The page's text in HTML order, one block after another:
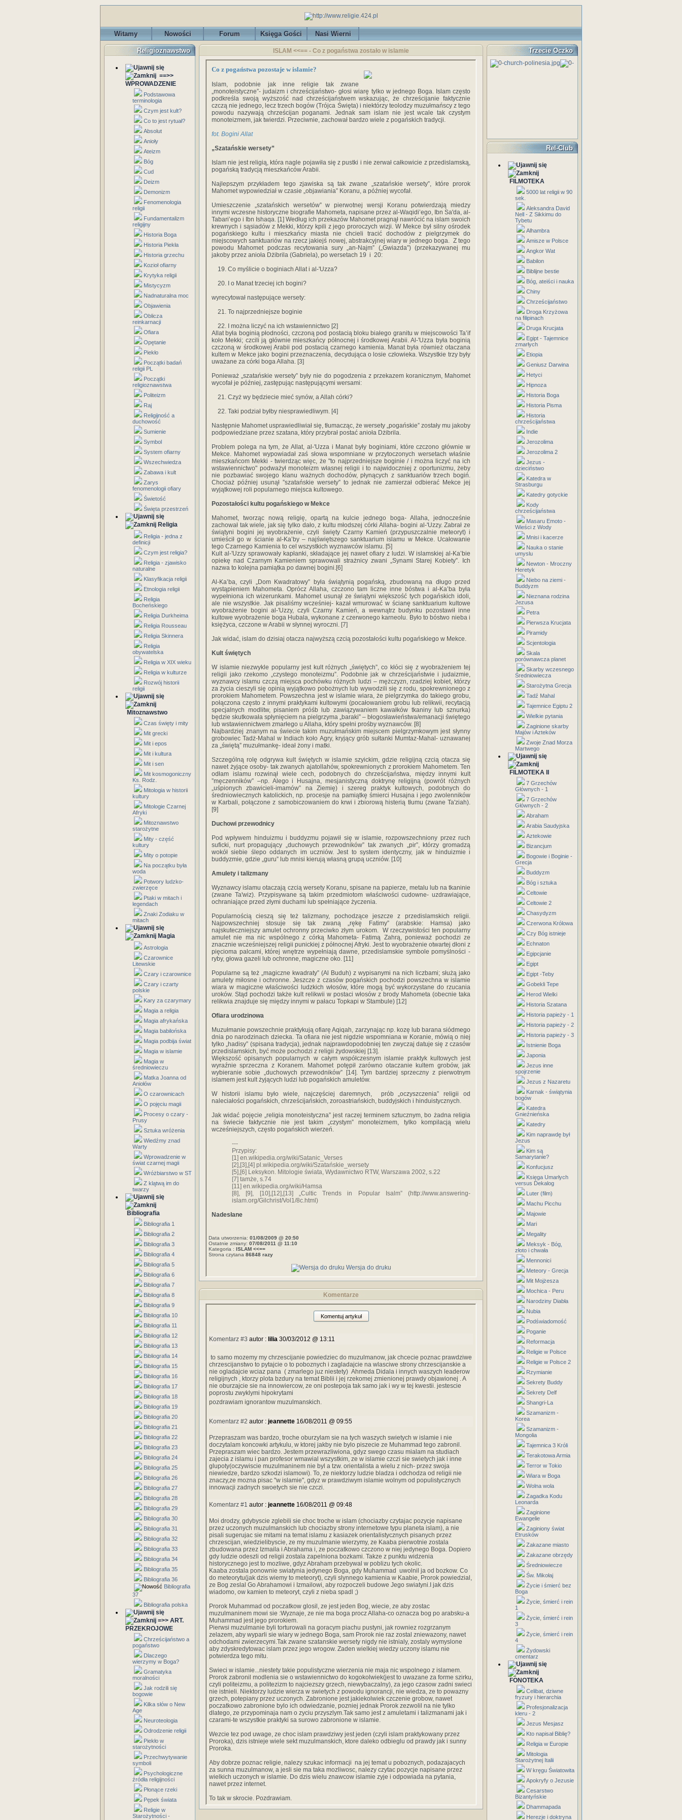
Witamy Nowości Forum Księga Gości Nasi Wierni
Religioznawstwo
==>>
WPROWADZENIE
Podstawowa
terminologia
Czym jest kult?
Co to jest rytuał?
Absolut
Anioły
Ateizm
Bóg
Cud
Deizm
Demonizm
Fenomenologia
religii
Fundamentalizm
religijny
Historia Boga
Historia Piekła
Historia grzechu
Kozioł ofiarny
Krytyka religii
Mistycyzm
Nadnaturalna moc
Objawienia
Oblicza
reinkarnacji
Ofiara
Opętanie
Piekło
Początki badań
religii PL
Początki
religioznawstwa
Politeizm
Raj
Religijność a
duchowość
Sumienie
Symbol
System ofiarny
Wszechwiedza
Zabawa i kult
Zarys
fenomenologii ofiary
Świetość
Święta przestrzeń
Religia
Religia - jedna z
definicji
Czym jest religia?
Religia - zjawisko
naturalne
Klasyfikacja religii
Etnologia religii
Religia
Bocheńskiego
Religia Durkheima
Religia Rousseau
Religia Skinnera
Religia
obywatelska
Religia w XIX wieku
Religia w kulturze
Rozwój historii
religii
Mitoznawstwo
Czas święty i mity
Mit grecki
Mit i epos
Mit i kultura
Mit i sen
Mit kosmogoniczny
Ks. Rodz.
Mitologia w historii
kultury
Mitologie Czarnej
Afryki
Mitoznawstwo
starożytne
Mity - część
kultury
Mity o potopie
Na początku była
woda
Potwory ludzko-
zwierzęce
Ptaki w mitach i
legendach
Znaki Zodiaku w
mitach
Magia
Astrologia
Czarownice
Litewskie
Czary i czarownice
Czary i czarty
polskie
Kary za czarymary
Magia a religia
Magia afrykańska
Magia babilońska
Magia podbija świat
Magia w islamie
Magia w
średniowieczu
Matka Joanna od
Aniołów
O czarownicach
O pojęciu magii
Procesy o czary -
Prusy
Sztuka wróżenia
Wiedźmy znad
Warty
Wprowadzenie w
świat czarnej magii
Wróżbiarstwo w ST
Z klątwą im do
twarzy
Bibliografia
Bibliografia 1
Bibliografia 2
Bibliografia 3
Bibliografia 4
Bibliografia 5
Bibliografia 6
Bibliografia 7
Bibliografia 8
Bibliografia 9
Bibliografia 10
Bibliografia 11
Bibliografia 12
Bibliografia 13
Bibliografia 14
Bibliografia 15
Bibliografia 16
Bibliografia 17
Bibliografia 18
Bibliografia 19
Bibliografia 20
Bibliografia 21
Bibliografia 22
Bibliografia 23
Bibliografia 24
Bibliografia 25
Bibliografia 26
Bibliografia 27
Bibliografia 28
Bibliografia 29
Bibliografia 30
Bibliografia 31
Bibliografia 32
Bibliografia 33
Bibliografia 34
Bibliografia 35
Bibliografia 36
Bibliografia
37
Bibliografia polska
=>> ART.
PRZEKROJOWE
Chrześcijaństwo a
pogaństwo
Dlaczego
wierzymy w Boga?
Gramatyka
moralności
Jak rodzili się
bogowie
Kilka słów o New
Age
Neuroteologia
Odrodzenie religii
Piekło w
starożytności
Przechwytywanie
symboli
Psychologiczne
źródła religijności
Płonące rzeki
Pępek świata
Religie w
Starożytności -
ISLAM <<== - Co z pogaństwa zostało w islamie
Co z pogaństwa pozostaje w islamie?
Islam, podobnie jak inne religie tak zwane
„monoteistyczne”- judaizm i chrześcijaństwo- głosi wiarę tylko w jednego Boga. Islam często
podkreśla swoją wyższość nad chrześcijaństwem wskazując, że chrześcijanie faktycznie
czczą nie jednego, lecz trzech bogów (Trójca Święta) i niektórzy teolodzy muzułmańscy z tego
powodu nazywają chrześcijan poganami. Jednak sam islam nie jest wcale tak czystym
monoteizmem, jak twierdzi. Przeciwnie, zachował bardzo wiele z pogańskich tradycji.
fot. Bogini Allat
„Szatańskie wersety”
Islam nie jest religią, która nagle pojawiła się z pustki i nie zerwał całkowicie z przedislamską,
pogańską tradycją mieszkańców Arabii.
Najlepszym przykładem tego zjawiska są tak zwane „szatańskie wersety”, które prorok
Mahomet wypowiedział w czasie „objawiania” Koranu, a później wycofał.
Umieszczenie „szatańskich wersetów” w pierwotnej wersji Koranu potwierdzają miedzy
innymi wczesne historyczne biografie Mahometa, napisane przez al-Waqidi’ego, Ibn Sa'da, al-
Tabari’ego i Ibn Ishaqa. [1] Według ich przekazów Mahomet pragnął nawrócić na islam swoich
krewnych i sąsiadów z Mekki, którzy kpili z jego proroczych wizji. W Mekce był silny ośrodek
pogańskiego kultu i mieszkańcy miasta nie chcieli tracić dochodów z pielgrzymek do
miejscowych sanktuariów na rzecz jakiejś nowej, abstrakcyjnej wiary w jednego boga. Z tego
powodu Mahomet podczas recytowania sury „an-Najm” („Gwiazda”) (przekazywanej mu
jakoby przez anioła Dżibrila (Gabriela), po wersetach 19 i 20:
19. Co myślicie o boginiach Allat i al-'Uzza?
20. I o Manat trzeciej ich bogini?
wyrecytował następujące wersety:
21. To najprzedniejsze boginie
22. I można liczyć na ich wstawiennictwo [2]
Allat była boginią płodności, czczoną pod postacią bloku białego granitu w miejscowości Ta’if
koło Mekki; czcili ją głównie mieszkańcy północnej i środkowej Arabii. Al-'Uzza była boginią
czczoną w środkowej Arabii pod postacią czarnego kamienia. Manat była również otaczana
kultem w Mekce jako bogini przeznaczenia, decydująca o losie człowieka. Wszystkie trzy były
uważane za córki boga Allaha. [3]
Ponieważ „szatańskie wersety” były nie do pogodzenia z przekazem koranicznym, Mahomet
wycofał je później, zastępując następującymi wersami:
21. Czyż wy będziecie mieć synów, a Allah córki?
22. Taki podział byłby niesprawiedliwym. [4]
Następnie Mahomet usprawiedliwiał się, tłumacząc, że wersety „pogańskie” zostały mu jakoby
podpowiedziane przez szatana, który przybrał postać anioła Dżibrila.
Problem polega na tym, że Allat, al-'Uzza i Manat były boginiami, które czczono głównie w
Mekce. Mahomet wypowiadał zaś słowa wspomniane w przytoczonych wersetach właśnie
mieszkańcom Mekki - twierdząc więc, że "to najprzedniejsze boginie / i można liczyć na ich
wstawiennictwo" podważył monoteizm własnej religii i to najwidoczniej z oportunizmu, żeby
nie pozbawiać swojego klanu ważnych dochodów, płynących z sanktuariów trzech bogiń.
Chociaż później usunął ”szatańskie wersety” to jednak nie zamierzał odbierać Mekce jej
wyjątkowej roli popularnego miejsca kultowego.
Pozostałości kultu pogańskiego w Mekce
Mahomet, tworząc nową religię, opartą na kulcie jednego boga- Allaha, jednocześnie
zachował tak wiele, jak się tylko dało, z kultu młodszej córki Allaha- bogini al-'Uzzy. Zabrał ze
świątyni bogini jej wyobrażenie, czyli święty Czarny Kamień (przypuszczalnie meteoryt) i
umieścił go w ścianie al-Ka’by – najświętszego sanktuarium islamu w Mekce. Ucałowanie
tego Czarnego Kamienia to cel wszystkich wyznawców islamu. [5]
Kult al-'Uzzy sprawowały kapłanki, składające jej nawet ofiary z ludzi. W islamskiej al-Ka’bie
opiekę nad Czarnym Kamieniem sprawowali strażnicy zwani „Synami Starej Kobiety”. Ich
nazwa to kolejna pamiątka po dawnej bogini.[6]
Al-Ka’ba, czyli „Dom Kwadratowy” była świątynią pogańską, zbudowaną na długo przed
wystąpieniem Mahometa. Oprócz Allaha, czczono tam liczne inne bóstwa i al-Ka’ba była
wypełniona ich wizerunkami. Mahomet usunął ze świątyni większość tych pogańskich idoli,
ale nie wszystkie. Jak pisaliśmy wcześniej- kazał wmurować w ścianę sanktuarium kultowe
wyobrażenie bogini al-'Uzzy, czyli Czarny Kamień, a wewnątrz budynku pozostawił inne
kultowe wyobrażenie boga Hubala, wykonane z czerwonego karneolu. Było to bóstwo nieba i
księżyca, czczone w Arabii w słynnej wyroczni. [7]
Jak widać, islam do dzisiaj otacza najwyższą czcią pozostałości kultu pogańskiego w Mekce.
Kult świętych
W islamie niezwykle popularny jest kult różnych „świętych”, co kłóci się z wyobrażeniem tej
religii jako rzekomo „czystego monoteizmu”. Podobnie jak w chrześcijaństwie i judaizmie,
wyznawcy islamu czczą miejsca pochówku różnych ludzi – mężczyzn, rzadziej kobiet, którzy
za życia cieszyli się opinią wyjątkowo pobożnych lub wywodzili się z rodu, spokrewnionego z
prorokiem Mahometem. Powszechna jest w islamie wiara, że pielgrzymka do takiego grobu,
połączona często z innymi praktykami kultowymi (pocałowaniem grobu lub relikwii, recytacją
specjalnych modlitw, pisaniem próśb lub zawiązywaniem kawałków tkaniny lub sznurka)
będzie skutkowała spłynięciem na pielgrzyma „baraki” – błogosławieństwa/emanacji świętego
lub wstawiennictwem zmarłego u Allaha, który spełni prośby wyznawców. [8]
Najbardziej znanym na świecie takim muzułmańskim miejscem pielgrzymkowym jest słynny
grobowiec Tadż-Mahal w Indiach koło Agry, kryjący grób sułtanki Mumtaz-Mahal- uznawanej
za „świętą” muzułmankę- ideał żony i matki.
Szczególną rolę odgrywa kult świętych w islamie szyickim, gdzie religijną czcią otacza się
nawet żyjące osoby- tak zwanych ajatollahów, spokrewnionych z prorokiem Mahometem. Ten
odłam islamu rozwinął wiele cech, podobnych do chrześcijaństwa, między innymi kult
”męczenników” –np. Alego i Husajna, mesjanistyczną doktrynę religijną (powrót różnych
„uśpionych zbawicieli-imamów” na Ziemię) i szereg praktyk kultowych, podobnych do
średniowiecznych katolickich, np. procesje na pamiątkę śmierci Husajna i jego zwolenników
w Karbali, połączone z samobiczowaniem do krwi i zbiorową histerią tłumu (zwane Ta'ziah).
[9]
Duchowi przewodnicy
Pod wpływem hinduizmu i buddyzmu pojawił się w islamie, rozpowszechniony przez ruch
suficki, nurt propagujący „duchowych przewodników” tak zwanych „pir”, którzy gromadzą
wokół siebie ślepo oddanych im uczniów. Jest to system identyczny, jak w hinduizmie i
buddyzmie, gdzie „guru” lub mnisi kierują własną grupą uczniów. [10]
Amulety i talizmany
Wyznawcy islamu otaczają czcią wersety Koranu, spisane na papierze, metalu lub na tkaninie
(zwane Ta'wiz). Przypisywane są takim przedmiotom właściwości cudowne- uzdrawiające,
ochraniające przed złymi duchami lub spełniające życzenia.
Popularnością cieszą się też talizmany, pochodzące jeszcze z przedislamskich religii.
Najpowszechniej stosuje się tak zwaną „rękę Fatimy” (arabskie: Hamsa) jako
najskuteczniejszy amulet ochronny przeciwko złym urokom. W rzeczywistości ten popularny
amulet nie ma nic wspólnego z córką Mahometa- Fatimą Zahrą, ponieważ pochodzi ze
znacznie wcześniejszej religii punickiej z północnej Afryki. Jest to wyobrażenie otwartej dłoni z
pięcioma palcami, której wnętrze wypełniają dawne, przedislamskie symbole pomyślności -
ryby, głowa gazeli lub ochronne, magiczne oko. [11]
Popularne są też „magiczne kwadraty” (Al Buduh) z wypisanymi na nich liczbami; służą jako
amulety miłosne i ochronne. Jeszcze z czasów pogańskich pochodzi powszechna w islamie
wiara w magiczne właściwości ludzkich włosów, które mogą być wykorzystane do rzucania
uroków. Stąd pochodzi także kult relikwii w postaci włosów z brody Mahometa (obecnie taka
relikwia znajduje się między innymi w pałacu Topkapi w Stambule) [12]
Ofiara urodzinowa
Muzułmanie powszechnie praktykują ofiarę Aqiqah, zarzynając np. kozę lub barana siódmego
dnia po narodzinach dziecka. Ta ofiara nie jest nigdzie wspomniana w Koranie, mówią o niej
tylko „hadisy” (spisana tradycja), jednak najprawdopodobniej ten zwyczaj datuje się z czasów
przedislamskich, być może pochodzi z religii żydowskiej [13].
Większość opisanych popularnych w całym współczesnym islamie praktyk kultowych jest
wyraźnie sprzeczna z Koranem. Mahomet potępił zarówno otaczanie kultem grobów, jak
wybieranie sobie „duchowych przewodników” [14]. Tym bardziej sprzeczny z pierwotnym
islamem jest kult żyjących ludzi lub pogańskich amuletów.
W historii islamu było wiele, najczęściej daremnych, prób „oczyszczenia” religii od
naleciałości pogańskich, chrześcijańskich, zoroastriańskich, buddyjskich i hinduistycznych.
Jak widać pojęcie „religia monoteistyczna” jest raczej terminem sztucznym, bo żadna religia
na świecie faktycznie nie jest takim „czystym” monoteizmem, tylko kompilacją wielu
wcześniejszych, często pogańskich wierzeń.
---
Przypisy:
[1] en.wikipedia.org/wiki/Satanic_Verses
[2],[3],[4] pl.wikipedia.org/wiki/Szatańskie_wersety
[5],[6] Leksykon. Mitologie świata, Wydawnictwo RTW, Warszawa 2002, s.22
[7] tamże, s.74
[11] en.wikipedia.org/wiki/Hamsa
[8], [9], [10],[12],[13] „Cultic Trends in Popular Isalm” (http://www.answering-
islam.org/Gilchrist/Vol1/8c.html)
Nadesłane
Data utworzenia: 01/08/2009 @ 20:50
Ostatnie zmiany: 07/08/2011 @ 11:10
Kategoria : ISLAM <<==
Strona czytana 86848 razy
Wersja do druku
Komentarze
Komentuj artykuł
Komentarz #3 autor : lilia 30/03/2012 @ 13:11
to samo mozemy my chrzescijanie powiedziec do muzulmanow, jak chcecie poznac prawdziwe
chrzescijanstwo to pytajcie o to poboznych i zagladajcie na wlasciwe strony chrzescijanskie a
nie ogladajcie wciaz pana ( zmarlego juz niestety) Ahmeda Didala i innych waszych leaderow
religijnych , ktorzy plota bzdury na temat Biblii i jej rzekomej zmienionej prawdy objawionej . A
nie oburzajcie sie na innowiercow, ze oni postepoja tak samo jak i wy w tej kwestii. jestescie
poprostu zwyklymi hipokrytami
pozdrawiam ignorantow muzulmanskich.
Komentarz #2 autor : jeannette 16/08/2011 @ 09:55
Przepraszam was bardzo, troche oburzylam sie na tych waszych swietych w islamie i nie
doczytalam koncowki artykulu, w ktorej jakby nie bylo piszecie ze Muhammad tego zabronil.
Przepraszam wiec bardzo. Jestem przewrazliwiona, gdyz swego czasu mialam na studiach
zajecia z islamu i pan profesor wmawial wszystkim, ze w islamie czczi sie swietych jak i inne
glupoty(oczywiscie muzulmaninem nie byl a tzw. orientalista a wielu z nich- przez swoja
niewiedze, bardzo szkodzi islamowi). To, ze niektorzy ludzie bladza i odchodza od religii nie
znaczy,ze mozna pisac "w islamie", gdyz w prawdziwym islamie wolnym od populistycznych
innowacji zadnych swoetych sie nie czczi.
Komentarz #1 autor : jeannette 16/08/2011 @ 09:48
Moi drodzy, gdybyscie zglebili sie choc troche w islam (chociazby czytajac pozycje napisane
przez uczonych muzulmanskich lub chociazby strony internetowe typu planeta islam), a nie
pisali sugerujac sie mitami na temat islamu z kasiazek orientalistycznych pisanych przez
chrzescijan, wiedzielibyscie, ze my muzulmanie wierzymy, ze Kaaba pierwotnie zostala
zbudowana przez Izmaila i Abrahama i, ze poczatkowo czczono w niej jedynego Boga. Dopiero
gdy ludzie odeszli od religii zostala zapelniona bozkami. Takze z punktu widzenia
historycznego jest to mozliwe, gdyz Abraham przebywal w poblizu tych okolic.
Kaaba zostala ponownie swiatynia jedynego Boga, gdy Muhammad uwolnil ja od bozkow. Co
do meteorytu(jak dzis wiemy to meteoryt), czyli slynnego kamienia w Kaabie, Prorok powiedzial,
ze Bog zeslal Go Abrahamowi i Izmailowi, aby rozpoczeli budowe Jego swiatyni.I jak dzis
wiadomo, ow kamien to meteoryt, czyli z nieba spadl ;)
Prorok Muhammad od poczatkow glosil, ze jest jeden Bog, wiecie, ze aby zostac
muzulmaninem mowi sie :Wyznaje, ze nie ma boga procz Allaha-co oznacza bog po arabsku-a
Muhammad jest jego prorokiem.
Pierwsi muzulmanie byli torturowali na goracym piachu pustyni, jak rowniez rozgrzanym
zelazem, aby wyparli sie wiary w jednego Boga, sam Prorok nie raz zostal zniewazony, nawet
odchodami zwierzecymi.Tak zwane szatanskie wersety nigdy nie istnialy, zostaly wymyslone
aby zdyskredytowac islam przez jego wrogow. Zaden wielkiej wiedzy uczony islamu nie
potwierdza tego mitu.
Swieci w islamie...niestety takie populistyczne wierzenia nie maja nic wspolnego z islamem.
Prorok zabronil modlenia sie o wstawiennictwo do kogokolwiek(jest to uwazane za forme szirku,
czyli politeizmu, a politezizm to najciezszy grzech, niewybaczalny), za jego czasow zadni swieci
nie istnieli. Niektorzy ludzie wierza w swietych z powodu ignorancji, nie wiedza, ze to powazny
grzech, potepiany przez uczonych. Zabronione jest jakiekolwiek czczenie grobow, nawet
poczatkowo zabronione bylo ich odwiedzanie, pozniej jednak Prorok zezwolil na nie tylko
dlatego, ze przypominaja nam o zyciu przyszlym.Tak samo jest z amuletami i talizmanami jak i
czarami-te wszystkie praktyki sa surowo zabronione w islamie.
Wezcie tez pod uwage, ze choc islam prawdziwy jest jeden (czyli islam praktykowany przez
Proroka), dzis istnieje wiele sekt muzulmanskich, ktore daleko odbieglu od prawdy jak i sunny
Proroka.
Aby dobrze poznac religie, nalezy szukac informacji na jej temat u poboznych, podazajacych
za sunna muzulmanow, a jesli sie ma taka mozliwosc, nalezy czytac pozycje napisane przez
wielkich uczonych w islamie. Do dzis wielu znawcow islamie zyje i odpowiada na pytania,
nawet przez internet.
To tak w skrocie. Pozdrawiam.
Trzecie Oczko
Rel-Club
FILMOTEKA
5000 lat religii w 90
sek.
Aleksandra David
Nell - Z Sikkimu do
Tybetu
Alhambra
Amisze w Polsce
Angkor Wat
Babilon
Biblijne bestie
Bóg, ateiści i nauka
Chiny
Chrześcijaństwo
Droga Krzyżowa
na filipinach
Druga Krucjata
Egipt - Tajemnice
zmarłych
Etiopia
Geniusz Darwina
Hetyci
Hipnoza
Historia Boga
Historia Pisma
Historia
chrześcijaństwa
Indie
Jerozolima
Jerozolima 2
Jezus -
dzieciństwo
Katedra w
Strasburgu
Katedry gotyckie
Kody
chrześcijaństwa
Masaru Emoto -
Wieści z Wody
Mnisi i kacerze
Nauka o stanie
umyslu
Newton - Mroczny
Heretyk
Niebo na ziemi -
Buddyzm
Nieznana rodzina
Jezusa
Petra
Pierwsza Krucjata
Piramidy
Scjentologia
Skala
porównawcza planet
Skarby wczesnego
Średniowiecza
Starożytna Grecja
Tadź Mahal
Tajemnice Egiptu 2
Wielkie pytania
Zaginione skarby
Majów i Azteków
Zwoje Znad Morza
Martwego
FILMOTEKA II
7 Grzechów
Głównych - 1
7 Grzechów
Głównych - 2
Abraham
Arabia Saudyjska
Aztekowie
Bizancjum
Bogowie i Boginie -
Grecja
Buddyzm
Bóg i sztuka
Celtowie
Celtowie 2
Chasydyzm
Czerwona Królowa
Czy Bóg istnieje
Echnaton
Egipcjanie
Egipt
Egipt -Teby
Gobekli Tepe
Herod Wielki
Historia Szatana
Historia papieży - 1
Historia papieży - 2
Historia papieży - 3
Istnienie Boga
Japonia
Jezus inne
spojrzenie
Jezus z Nazaretu
Karnak - świątynia
bogów
Katedra
Gnieźnieńska
Katedry
Kim naprawdę był
Jezus
Kim są
Samarytanie?
Konfucjusz
Księga Umarłych
versus Dekalog
Luter (film)
Machu Picchu
Majowie
Mari
Megality
Meksyk - Bóg,
złoto i chwała
Mennonici
Meteory - Grecja
Mit Mojżesza
Mochica - Peru
Narodziny Diabła
Nubia
Podświadomość
Poganie
Reformacja
Religie w Polsce
Religie w Polsce 2
Rzymianie
Sekrety Buddy
Sekrety Delf
Shangri-La
Szamanizm -
Korea
Szamanizm -
Mongolia
Tajemnica 3 Króli
Terakotowa Armia
Terror w Tokio
Wiara w Boga
Wolna wola
Zagadka Kodu
Leonarda
Zaginione
Ewangelie
Zaginiony świat
Etrusków
Zakazane miasto
Zakazane obrzędy
Średniowiecze
Św. Mikołaj
Życie i śmierć bez
Boga
Życie, śmierć i rein
1
Życie, śmierć i rein
3
Życie, śmierć i rein
4
Żydowski
cmentarz
FONOTEKA
Celibat, dziwne
fryzury i hierarchia
Profesjonalizacja
kleru - 2
Jezus Mesjasz
Kto napisał Biblię?
Religia w Europie
Mitologia
Starożytnej Italii
W kręgu Światowita
Apokryfy o Jezusie
Cesarstwo
Bizantyńskie
Dhammapada
Herezje i doktryna